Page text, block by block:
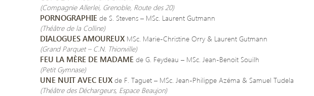
(Compagnie Allerlei, Grenoble, Route des 20)
PORNOGRAPHIEde S. Stevens – MSc. Laurent Gutmann
(Théâtre de la Colline)
DIALOGUES AMOUREUXMSc. Marie-Christine Orry & Laurent Gutmann
(Grand Parquet – C.N. Thionville)
FEU LA MÈRE DE MADAMEde G. Feydeau – MSc. Jean-Benoit Souilh
(Petit Gymnase)
UNE NUIT AVEC EUXde F. Taguet – MSc. Jean-Philippe Azéma & Samuel Tudela
(Théâtre des Déchargeurs, Espace Beaujon)